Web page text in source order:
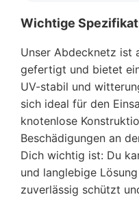
Wichtige
Unser Abdecknetz ist
gefertigt und bietet
UV-stabil und
sich ideal für den
knotenlose
Beschädigungen an
Dich wichtig ist: Du
und langlebige
zuverlässig schützt